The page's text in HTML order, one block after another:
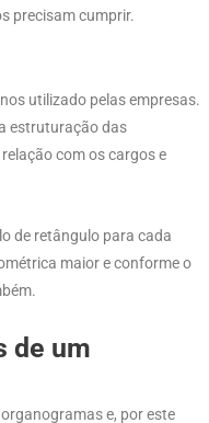
precisam cumprir.
utilizado pelas empresas.
estruturação das
com os cargos e
de retângulo para cada
maior e conforme o
de um
e, por este